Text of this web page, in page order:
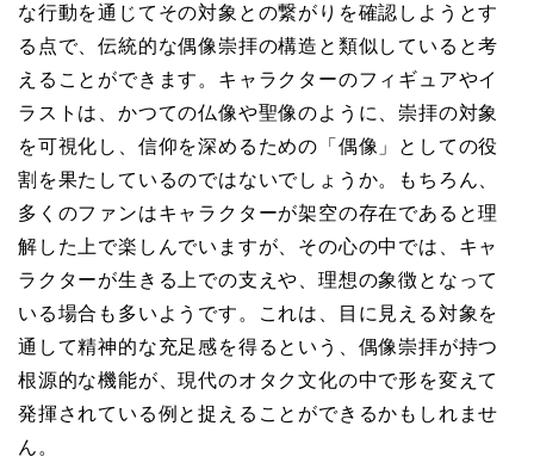
な行動を通じてその対象との繋がりを確認しようとす
る点で、伝統的な偶像崇拝の構造と類似していると考
えることができます。キャラクターのフィギュアやイ
ラストは、かつての仏像や聖像のように、崇拝の対象
を可視化し、信仰を深めるための「偶像」としての役
割を果たしているのではないでしょうか。もちろん、
多くのファンはキャラクターが架空の存在であると理
解した上で楽しんでいますが、その心の中では、キャ
ラクターが生きる上での支えや、理想の象徴となって
いる場合も多いようです。これは、目に見える対象を
通して精神的な充足感を得るという、偶像崇拝が持つ
根源的な機能が、現代のオタク文化の中で形を変えて
発揮されている例と捉えることができるかもしれませ
ん。